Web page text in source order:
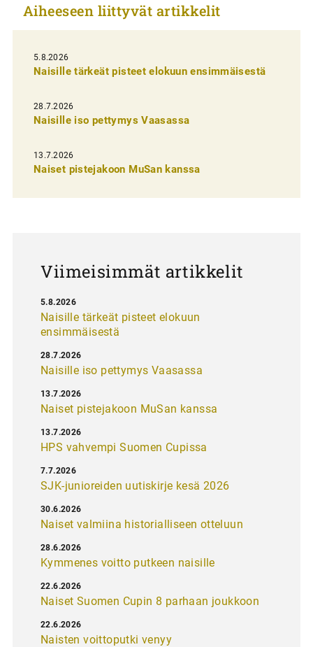
k
e
l
i
e
n
e
Aiheeseen liittyvät artikkelit
5.8.2026
Naisille tärkeät pisteet elokuun ensimmäisestä
28.7.2026
Naisille iso pettymys Vaasassa
13.7.2026
Naiset pistejakoon MuSan kanssa
Viimeisimmät artikkelit
Naisille tärkeät pisteet elokuun
ensimmäisestä
5.8.2026
Naisille iso pettymys Vaasassa
28.7.2026
Naiset pistejakoon MuSan kanssa
13.7.2026
HPS vahvempi Suomen Cupissa
13.7.2026
SJK-junioreiden uutiskirje kesä 2026
7.7.2026
Naiset valmiina historialliseen otteluun
30.6.2026
Kymmenes voitto putkeen naisille
28.6.2026
Naiset Suomen Cupin 8 parhaan joukkoon
22.6.2026
Naisten voittoputki venyy
22.6.2026